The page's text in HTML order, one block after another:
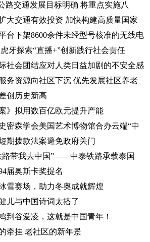
路交通发展目标明确 将重点实施八
大交通有效投资 加快构建高质量国家
台下架8600余件未经型号核准的无线电
牙探索“直播+”创新践行社会责任
社会团结应对人类日益加剧的不安全感
务资源向社区下沉 优先发展社区养老
创历史新高
》拟用数百亿欧元提升产能
密森学会美国艺术博物馆合办云端“中
期拨款法案避免政府关门
路带我去中国”——中泰铁路承载泰国
届奥斯卡奖提名
雪赛场，助力冬奥成就辉煌
儿与中国诗词太搭了
到谷爱凌，这就是中国青年！
牵挂 老社区的新年景